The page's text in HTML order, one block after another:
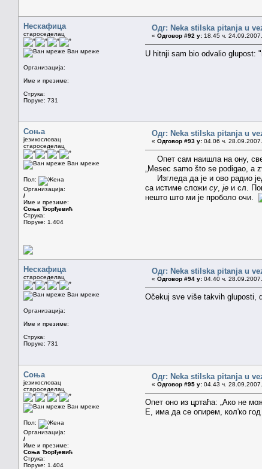
Нескафица
староседелац
Ван мреже
Организација:
Име и презиме:
Струка:
Поруке: 731
Одг: Neka stilska pitanja u
« Одговор #92 у: 18.45 ч.
U hitnji sam bio odvalio glupost:
Соња
језикословац
староседелац
Ван мреже
Пол:
Организација:
/
Име и презиме:
Соња Ђорђевић
Струка:
Поруке: 1.404
Одг: Neka stilska pitanja u
« Одговор #93 у: 04.06 ч.
Опет сам наишла на ону,
„Mesec samo što se podigao, a
Изгледа да је и ово радио
са истиме сложи су је и сл.
нешто што ми је проболо очи.
Нескафица
староседелац
Ван мреже
Организација:
Име и презиме:
Струка:
Поруке: 731
Одг: Neka stilska pitanja u
« Одговор #94 у: 04.40 ч.
Očekuj sve više takvih gluposti,
Соња
језикословац
староседелац
Ван мреже
Пол:
Организација:
/
Име и презиме:
Соња Ђорђевић
Струка:
Поруке: 1.404
Одг: Neka stilska pitanja u
« Одговор #95 у: 04.43 ч.
Опет оно из цртаћа: „Ако не
Е, има да се опирем, кол'ко